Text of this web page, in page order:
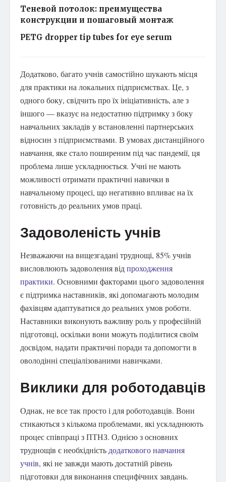
Теневой потолок: преимущества
конструкции и пошаговый монтаж
PETG dropper tip tubes for eye serum
Додатково, багато учнів самостійно шукають місця
для практики на локальних підприємствах. Це, з
одного боку, свідчить про їх ініціативність, але з
іншого — вказує на недостатню підтримку з боку
навчальних закладів у встановленні партнерських
відносин з підприємствами. В умовах дистанційного
навчання, яке стало поширеним під час пандемії, ця
проблема лише ускладнюється. Учні не мають
можливості отримати практичні навички в
навчальному процесі, що негативно впливає на їх
готовність до реальних умов праці.
Задоволеність учнів
Незважаючи на вищезгадані труднощі, 85% учнів
висловлюють задоволення відпроходження
практики. Основними факторами цього задоволення
є підтримка наставників, які допомагають молодим
фахівцям адаптуватися до реальних умов роботи.
Наставники виконують важливу роль у професійній
підготовці, оскільки вони можуть поділитися своїм
досвідом, надати практичні поради та допомогти в
оволодінні спеціалізованими навичками.
Виклики для роботодавців
Однак, не все так просто і для роботодавців. Вони
стикаються з кількома проблемами, які ускладнюють
процес співпраці з ПТНЗ. Однією з основних
труднощів є необхідність додаткового навчання
учнів, які не завжди мають достатній рівень
підготовки для виконання специфічних завдань.